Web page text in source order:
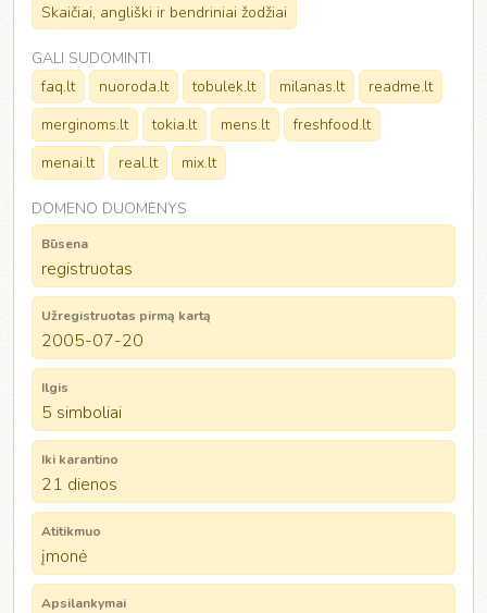
Skaičiai, angliški ir bendriniai žodžiai
GALI SUDOMINTI
faq.lt
nuoroda.lt tobulek.lt milanas.lt
readme.lt
merginoms.lt
tokia.lt mens.lt
freshfood.lt
menai.lt
real.lt mix.lt
DOMENO DUOMENYS
Būsena
registruotas
Užregistruotas pirmą kartą
2005-07-20
Ilgis
5 simboliai
Iki karantino
21 dienos
Atitikmuo
įmonė
Apsilankymai